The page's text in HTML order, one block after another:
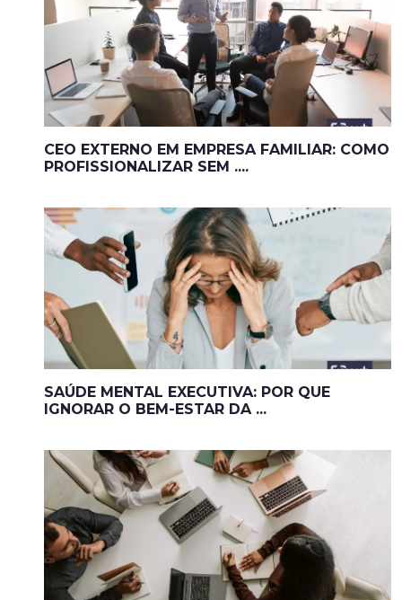
CEO EXTERNO EM EMPRESA FAMILIAR: COMO
PROFISSIONALIZAR SEM ....
SAÚDE MENTAL EXECUTIVA: POR QUE
IGNORAR O BEM-ESTAR DA ...